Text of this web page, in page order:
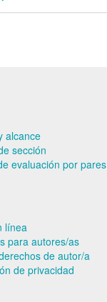
alcance
sección
evaluación por pares
línea
para autores/as
de autor/a
de privacidad